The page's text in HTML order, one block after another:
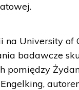
na University of
badawcze
pomiędzy